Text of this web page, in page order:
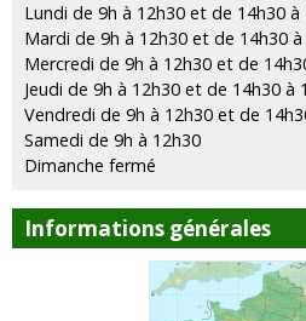
Lundi de 9h à 12h30 et de 14h30 à
Mardi de 9h à 12h30 et de 14h30
Mercredi de 9h à 12h30 et de
Jeudi de 9h à 12h30 et de 14h30 à
Vendredi de 9h à 12h30 et de
Samedi de 9h à 12h30
Dimanche fermé
Informations générales